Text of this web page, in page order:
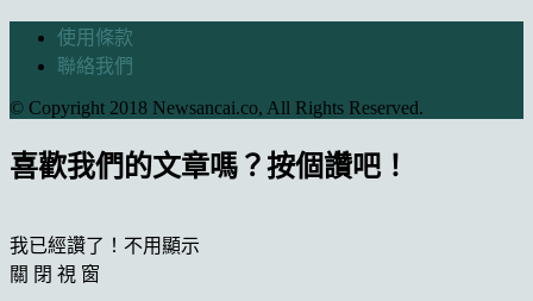
使用條款
聯絡我們
© Copyright 2018 Newsancai.co, All Rights Reserved.
喜歡我們的文章嗎？按個讚吧！
我已經讚了！不用顯示
關 閉 視 窗